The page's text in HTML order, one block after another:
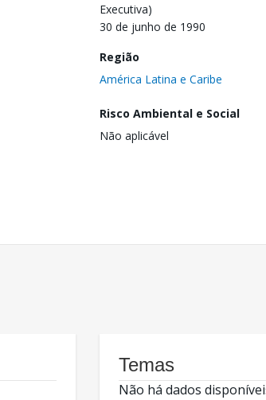
Executiva)
30 de junho de 1990
Região
América Latina e Caribe
Risco Ambiental e Social
Não aplicável
Temas
Não há dados